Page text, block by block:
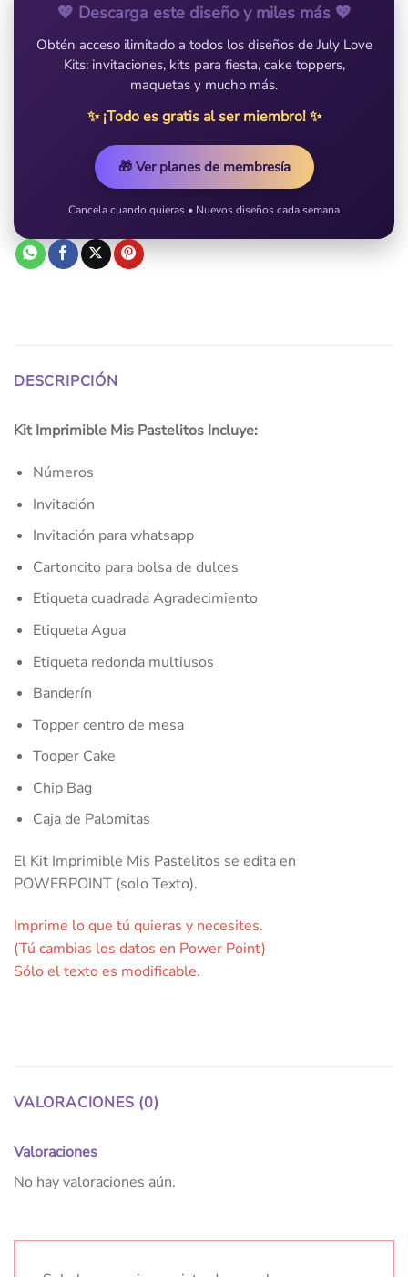
💖 Descarga este diseño y miles más 💖
Obtén acceso ilimitado a todos los diseños de July Love
Kits: invitaciones, kits para fiesta, cake toppers,
maquetas y mucho más.
✨ ¡Todo es gratis al ser miembro! ✨
🎁 Ver planes de membresía
Cancela cuando quieras • Nuevos diseños cada semana
DESCRIPCIÓN
Kit Imprimible Mis Pastelitos Incluye:
Números
Invitación
Invitación para whatsapp
Cartoncito para bolsa de dulces
Etiqueta cuadrada Agradecimiento
Etiqueta Agua
Etiqueta redonda multiusos
Banderín
Topper centro de mesa
Tooper Cake
Chip Bag
Caja de Palomitas
El Kit Imprimible Mis Pastelitos se edita en
POWERPOINT (solo Texto).
Imprime lo que tú quieras y necesites.
(Tú cambias los datos en Power Point)
Sólo el texto es modificable.
VALORACIONES (0)
Valoraciones
No hay valoraciones aún.